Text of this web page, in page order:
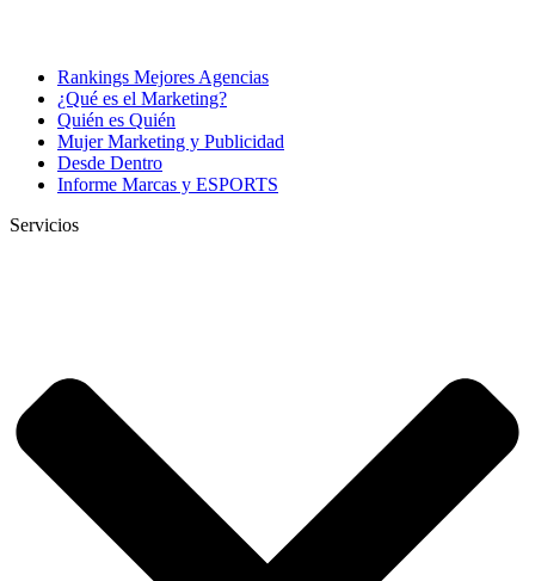
Rankings Mejores Agencias
¿Qué es el Marketing?
Quién es Quién
Mujer Marketing y Publicidad
Desde Dentro
Informe Marcas y ESPORTS
Servicios